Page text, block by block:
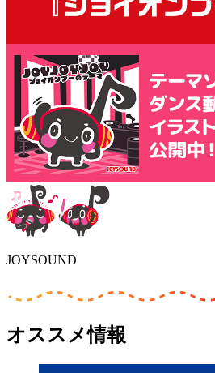
JOYSOUND
オススメ情報